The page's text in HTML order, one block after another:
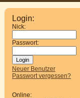
Login:
Nick:
Passwort:
Neuer Benutzer
Passwort vergessen?
Online: